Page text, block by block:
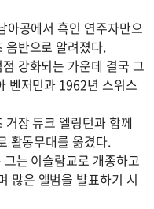
아공에서 흑인 연주자만으
음반으로 알려졌다.
강화되는 가운데 결국 그
벤저민과 1962년 스위스
장 듀크 엘링턴과 함께
활동무대를 옮겼다.
는 이슬람교로 개종하고
많은 앨범을 발표하기 시